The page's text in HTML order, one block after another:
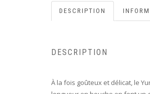
DESCRIPTION
DESCRIPTION
À la fois goûteux et délicat, le